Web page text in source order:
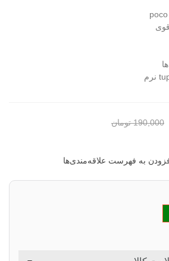
190,000 تومان
به فهرست علاقه‌مندی‌ها